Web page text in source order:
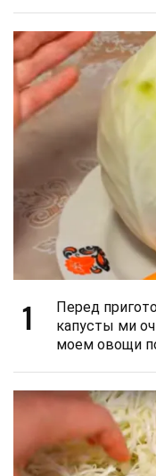
1
Перед
капусты ми
моем овощи